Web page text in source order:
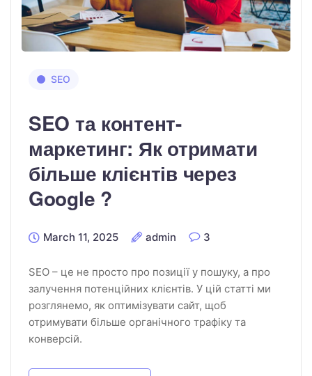
SEO
SEO та контент-
маркетинг: Як отримати
більше клієнтів через
Google ?
March 11, 2025 admin 3
SEO – це не просто про позиції у пошуку, а про
залучення потенційних клієнтів. У цій статті ми
розглянемо, як оптимізувати сайт, щоб
отримувати більше органічного трафіку та
конверсій.